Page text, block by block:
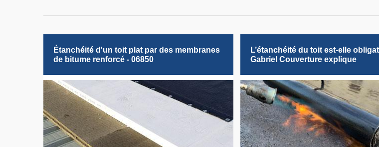
Étanchéité d'un toit plat par des membranes
de bitume renforcé - 06850
L’étanchéité du toit est-elle
Gabriel Couverture explique